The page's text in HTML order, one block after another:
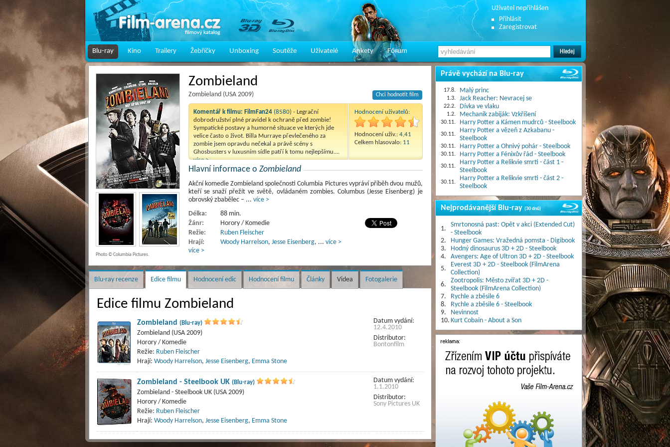
Uživatel nepřihlášen
Přihlásit
Zaregistrovat
Blu-ray Kino Trailery Žebříčky Unboxing Soutěže Uživatelé Ankety Fórum
Zombieland
Zombieland (USA 2009) Chci hodnotit film
Komentář k filmu: FilmFan24 (8580) - Legrační
dobrodružství plné pravidel k ochraně před zombie!
Sympatické postavy a humorné situace ve kterých jde
velice často o život. Billa Murraye převlečeného za
zombie jsem opravdu nečekal a právě scény s
Ghosbusters v luxusním sídle patří k tomu nejlepšímu....
více >
Hodnocení uživatelů:
Hodnocení uživ.: 4,41
Celkem hlasovalo: 11
Hlavní informace o Zombieland
Akční komedie Zombieland společnosti Columbia Pictures vypráví příběh dvou mužů,
kteří se snaží přežít ve světě, ovládaném zombies. Columbus (Jesse Eisenberg) je
obrovský zbabělec – ... více >
Délka:
88 min.
Žánr:
Horory / Komedie
Režie:
Ruben Fleischer
Hrají:
Woody Harrelson, Jesse Eisenberg, ... více >
více >
Photo © Columbia Pictures.
Blu-ray recenze Edice filmu Hodnocení edic Hodnocení filmu Články Videa Fotogalerie
Edice filmu Zombieland
Zombieland (Blu-ray)
Zombieland (USA 2009)
Horory / Komedie
Režie: Ruben Fleischer
Hrají: Woody Harrelson, Jesse Eisenberg, Emma Stone
Datum vydání:
12.4.2010
Distributor:
Bontonfilm
Zombieland - Steelbook UK (Blu-ray)
Zombieland - Steelbook UK (USA 2009)
Horory / Komedie
Režie: Ruben Fleischer
Hrají: Woody Harrelson, Jesse Eisenberg, Emma Stone
Datum vydání:
1.1.2010
Distributor:
Sony Pictures UK
Právě vychází na Blu-ray
17.8. Malý princ
1.3. Jack Reacher: Nevracej se
22.2. Dívka ve vlaku
1.2. Mechanik zabiják: Vzkříšení
30.11. Harry Potter a Kámen mudrců - Steelbook
30.11.
Harry Potter a vězeň z Azkabanu -
Steelbook
30.11. Harry Potter a Ohnivý pohár - Steelbook
30.11. Harry Potter a Fénixův řád - Steelbook
30.11.
Harry Potter a Relikvie smrti - část 1 -
Steelbook
30.11.
Harry Potter a Relikvie smrti - část 2 -
Steelbook
Nejprodávanější Blu-ray(30 dnů)
1.
Smrtonosná past: Opět v akci (Extended Cut)
- Steelbook
2.
Hunger Games: Vražedná pomsta - Digibook
3.
Hodný dinosaurus 3D + 2D - Steelbook
4.
Avengers: Age of Ultron 3D + 2D - Steelbook
5.
Everest 3D + 2D - Steelbook (FilmArena
Collection)
6.
Zootropolis: Město zvířat 3D + 2D -
Steelbook (FilmArena Collection)
7.
Rychle a zběsile 6
8.
Rychle a zběsile 6 - Steelbook
9.
Nevinnost
10. Kurt Cobain - About a Son